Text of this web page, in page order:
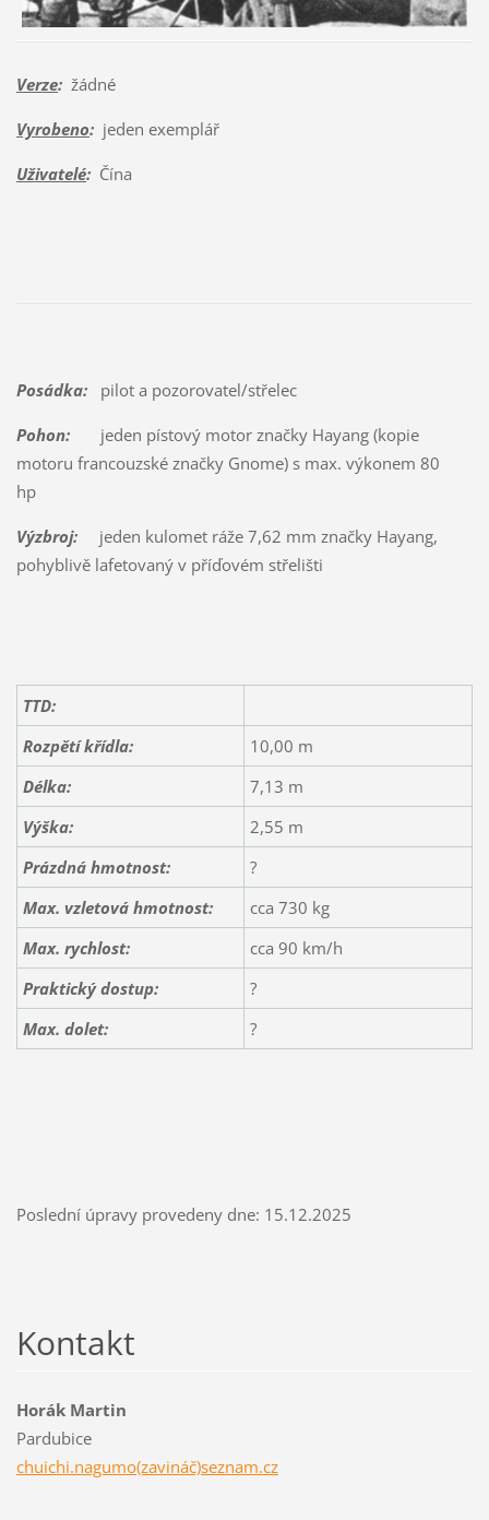
Verze:žádné
Vyrobeno:jeden exemplář
Uživatelé:Čína
Posádka:pilot a pozorovatel/střelec
Pohon:jeden pístový motor značky Hayang (kopie
motoru francouzské značky Gnome) s max. výkonem 80
hp
Výzbroj:jeden kulomet ráže 7,62 mm značky Hayang,
pohyblivě lafetovaný v příďovém střelišti
TTD:
Rozpětí křídla:
10,00 m
Délka:
7,13 m
Výška:
2,55 m
Prázdná hmotnost:
?
Max. vzletová hmotnost:
cca 730 kg
Max. rychlost:
cca 90 km/h
Praktický dostup:
?
Max. dolet:
?
Poslední úpravy provedeny dne: 15.12.2025
Kontakt
Horák Martin
Pardubice
chuichi.nagumo(zavináč)seznam.cz